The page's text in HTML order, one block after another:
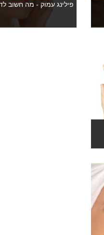
פילינג עמוק - מה חשוב